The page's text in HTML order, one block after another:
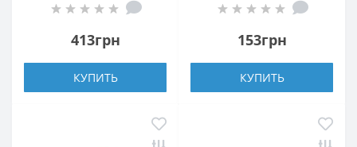
шток
413грн
КУПИТЬ
шток
153грн
КУПИТЬ